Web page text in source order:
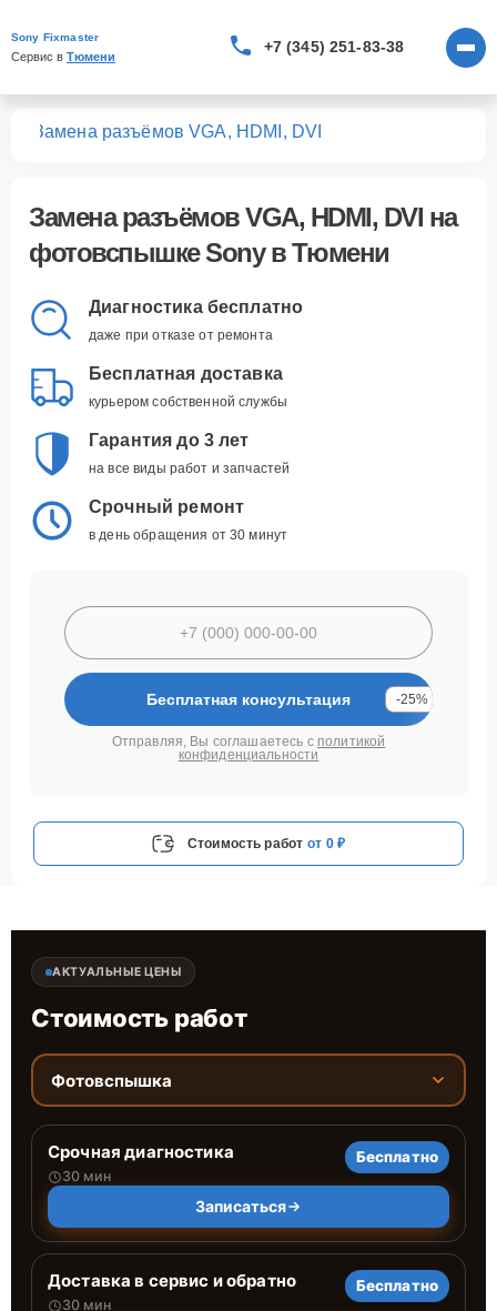
Sony Fixmaster
Сервис в Тюмени
+7 (345) 251-83-38
Замена разъёмов VGA, HDMI, DVI
Замена разъёмов VGA, HDMI, DVI на
фотовспышке Sony в Тюмени
Диагностика бесплатно
даже при отказе от ремонта
Бесплатная доставка
курьером собственной службы
Гарантия до 3 лет
на все виды работ и запчастей
Срочный ремонт
в день обращения от 30 минут
Бесплатная консультация -25%
Отправляя, Вы соглашаетесь с политикой
конфиденциальности
Стоимость работ от 0 ₽
АКТУАЛЬНЫЕ ЦЕНЫ
Стоимость работ
Фотовспышка
Срочная диагностика
30 мин
Бесплатно
Записаться
Доставка в сервис и обратно
30 мин
Бесплатно